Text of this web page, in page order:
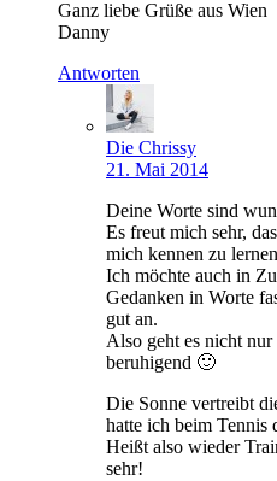
Ganz liebe Grüße aus Wien
Danny
Antworten
Die Chrissy
21. Mai 2014
Deine Worte sind
Es freut mich sehr,
mich kennen zu
Ich möchte auch in
Gedanken in Worte
gut an.
Also geht es nicht
beruhigend 🙂
Die Sonne vertreibt
hatte ich beim Tennis
Heißt also wieder
sehr!